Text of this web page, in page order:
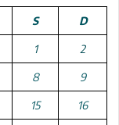
S D
1 2
8 9
15 16